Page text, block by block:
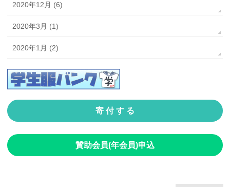
2020年12月 (6)
2020年3月 (1)
2020年1月 (2)
寄 付 す る
賛助会員(年会員)申込